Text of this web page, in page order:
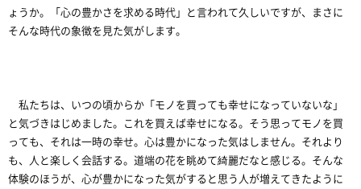
ょうか。「心の豊かさを求める時代」と言われて久しいですが、まさに
そんな時代の象徴を見た気がします。
私たちは、いつの頃からか「モノを買っても幸せになっていないな」
と気づきはじめました。これを買えば幸せになる。そう思ってモノを買
っても、それは一時の幸せ。心は豊かになった気はしません。それより
も、人と楽しく会話する。道端の花を眺めて綺麗だなと感じる。そんな
体験のほうが、心が豊かになった気がすると思う人が増えてきたように